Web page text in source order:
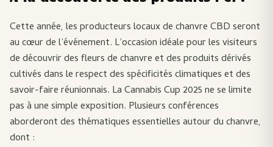
Cette année, les producteurs locaux de chanvre CBD seront
au cœur de l’événement. L’occasion idéale pour les visiteurs
de découvrir des fleurs de chanvre et des produits dérivés
cultivés dans le respect des spécificités climatiques et des
savoir-faire réunionnais. La Cannabis Cup 2025 ne se limite
pas à une simple exposition. Plusieurs conférences
aborderont des thématiques essentielles autour du chanvre,
dont :